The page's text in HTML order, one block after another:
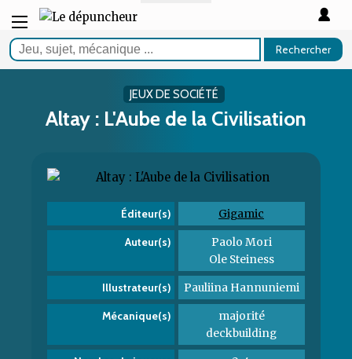
Rechercher
JEUX DE SOCIÉTÉ
Altay : L'Aube de la Civilisation
Éditeur(s) Gigamic
Auteur(s)
Paolo Mori
Ole Steiness
Illustrateur(s) Pauliina Hannuniemi
Mécanique(s)
majorité
deckbuilding